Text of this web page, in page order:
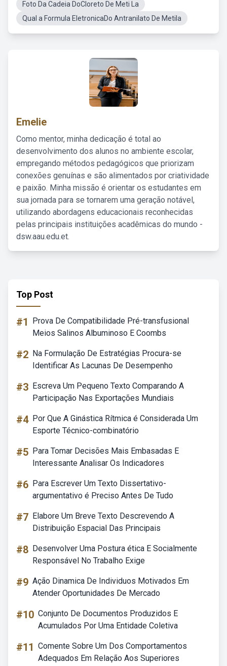
Foto Da Cadeia DoCloreto De Meti La
Qual a Formula EletronicaDo Antranilato De Metila
Emelie
Como mentor, minha dedicação é total ao
desenvolvimento dos alunos no ambiente escolar,
empregando métodos pedagógicos que priorizam
conexões genuínas e são alimentados por criatividade
e paixão. Minha missão é orientar os estudantes em
sua jornada para se tornarem uma geração notável,
utilizando abordagens educacionais reconhecidas
pelas principais instituições acadêmicas do mundo -
dsw.aau.edu.et.
Top Post
#1
Prova De Compatibilidade Pré-transfusional
Meios Salinos Albuminoso E Coombs
#2 Na Formulação De Estratégias Procura-se
Identificar As Lacunas De Desempenho
#3 Escreva Um Pequeno Texto Comparando A
Participação Nas Exportações Mundiais
#4 Por Que A Ginástica Rítmica é Considerada Um
Esporte Técnico-combinatório
#5 Para Tomar Decisões Mais Embasadas E
Interessante Analisar Os Indicadores
#6 Para Escrever Um Texto Dissertativo-
argumentativo é Preciso Antes De Tudo
#7 Elabore Um Breve Texto Descrevendo A
Distribuição Espacial Das Principais
#8 Desenvolver Uma Postura ética E Socialmente
Responsável No Trabalho Exige
#9 Ação Dinamica De Individuos Motivados Em
Atender Oportunidades De Mercado
#10 Conjunto De Documentos Produzidos E
Acumulados Por Uma Entidade Coletiva
#11 Comente Sobre Um Dos Comportamentos
Adequados Em Relação Aos Superiores